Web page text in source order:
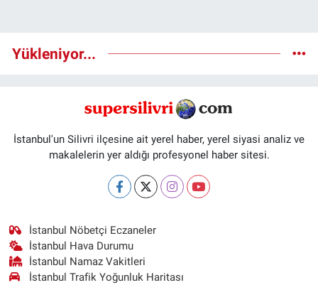
Yükleniyor...
İstanbul'un Silivri ilçesine ait yerel haber, yerel siyasi analiz ve
makalelerin yer aldığı profesyonel haber sitesi.
İstanbul Nöbetçi Eczaneler
İstanbul Hava Durumu
İstanbul Namaz Vakitleri
İstanbul Trafik Yoğunluk Haritası